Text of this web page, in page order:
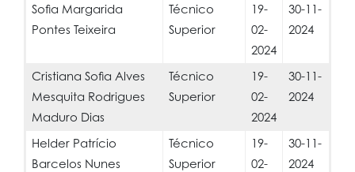
Sofia Margarida
Pontes Teixeira
Técnico
Superior
19-
02-
2024
30-11-
2024
Cristiana Sofia Alves
Mesquita Rodrigues
Maduro Dias
Técnico
Superior
19-
02-
2024
30-11-
2024
Helder Patrício
Barcelos Nunes
Técnico
Superior
19-
02-
30-11-
2024